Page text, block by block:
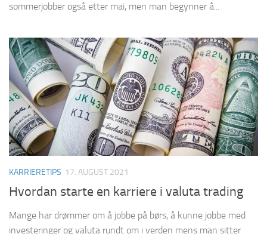
sommerjobber også etter mai, men man begynner å...
KARRIERETIPS 17. AUGUST 2021
Hvordan starte en karriere i valuta trading
Mange har drømmer om å jobbe på børs, å kunne jobbe med
investeringer og valuta rundt om i verden mens man sitter